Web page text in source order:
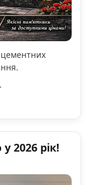
цементних
2026 рік!